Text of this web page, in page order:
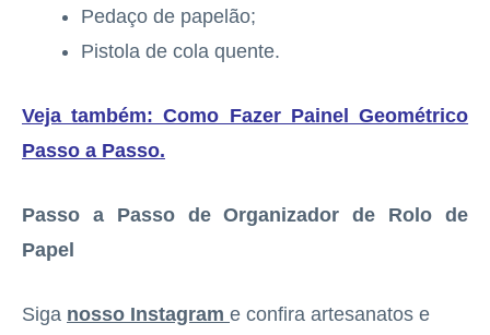
Pedaço de papelão;
Pistola de cola quente.
Veja também: Como Fazer Painel Geométrico
Passo a Passo.
Passo a Passo de Organizador de Rolo de
Papel
Siga nosso Instagram e confira artesanatos e